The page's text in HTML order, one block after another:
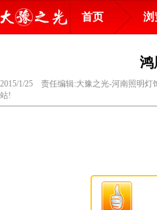
首页 浏
鸿
2015/1/25 责任编辑:大豫之光-河南照明灯
站!